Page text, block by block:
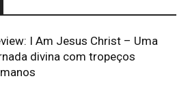
I Am Jesus Christ – Uma
divina com tropeços